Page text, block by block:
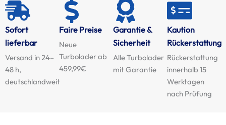
Sofort
lieferbar
Versand in 24–
48 h,
deutschlandweit
Faire Preise
Neue
Turbolader ab
459,99€
Garantie &
Sicherheit
Alle Turbolader
mit Garantie
Kaution
Rückerstattung
Rückerstattung
innerhalb 15
Werktagen
nach Prüfung